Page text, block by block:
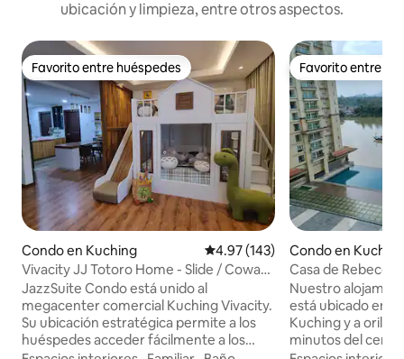
ubicación y limpieza, entre otros aspectos.
Favorito entre huéspedes
Favorito entre huéspedes
Condo en Kuching Calificación promedio: 4.97 de
4.97 (143)
Vivacity JJ Totoro Home - Slide / Coway
/ Ytube
JazzSuite Condo está unido al
megacenter comercial Kuching Vivacity.
Su ubicación estratégica permite a los
huéspedes acceder fácilmente a los
Favorito entre
Favorito entre
Condo en
Casa de Rebecca
Nuestro
está ubicado en
Kuching y a orillas
minutos del